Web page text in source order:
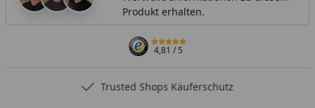
Produkt erhalten.
4,81/ 5
Trusted Shops Käuferschutz